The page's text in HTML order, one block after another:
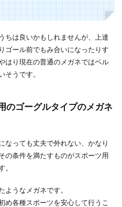
には...
いすぎる！同居ストレス解消法
嫌いな理由・対処法
しょ...
の袋を簡単に固定する方法とス
見せるアイデア
す。どんなにおしゃれなインテリアで
感丸出...
ちは良いかもしれませんが、上達
ゴール前でもみ合いになったりす
はり現在の普通のメガネではベル
そうです。
のゴーグルタイプのメガネ
なっても丈夫で外れない、かなり
の条件を満たすものがスポーツ用
。
ようなメガネです。
め各種スポーツを安心して行うこ